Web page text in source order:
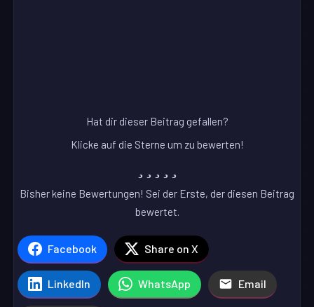
Hat dir dieser Beitrag gefallen?
Klicke auf die Sterne um zu bewerten!
Bisher keine Bewertungen! Sei der Erste, der diesen Beitrag
bewertet.
Facebook Share on X
LinkedIn WhatsApp Email